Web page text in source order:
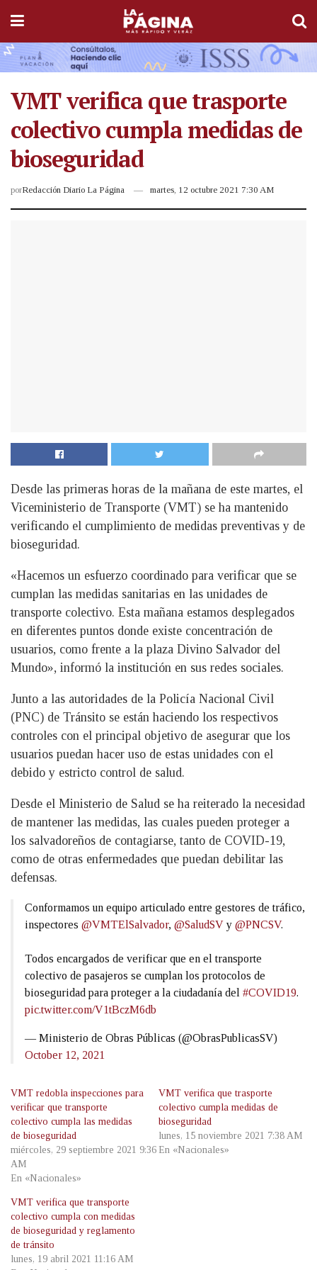
VMT verifica que trasporte
colectivo cumpla medidas de
bioseguridad
porRedacción Diario La Página martes, 12 octubre 2021 7:30 AM
Desde las primeras horas de la mañana de este martes, el
Viceministerio de Transporte (VMT) se ha mantenido
verificando el cumplimiento de medidas preventivas y de
bioseguridad.
«Hacemos un esfuerzo coordinado para verificar que se
cumplan las medidas sanitarias en las unidades de
transporte colectivo. Esta mañana estamos desplegados
en diferentes puntos donde existe concentración de
usuarios, como frente a la plaza Divino Salvador del
Mundo», informó la institución en sus redes sociales.
Junto a las autoridades de la Policía Nacional Civil
(PNC) de Tránsito se están haciendo los respectivos
controles con el principal objetivo de asegurar que los
usuarios puedan hacer uso de estas unidades con el
debido y estricto control de salud.
Desde el Ministerio de Salud se ha reiterado la necesidad
de mantener las medidas, las cuales pueden proteger a
los salvadoreños de contagiarse, tanto de COVID-19,
como de otras enfermedades que puedan debilitar las
defensas.
Conformamos un equipo articulado entre gestores de tráfico,
inspectores @VMTElSalvador, @SaludSV y @PNCSV.
Todos encargados de verificar que en el transporte
colectivo de pasajeros se cumplan los protocolos de
bioseguridad para proteger a la ciudadanía del #COVID19.
pic.twitter.com/V1tBczM6db
— Ministerio de Obras Públicas (@ObrasPublicasSV)
October 12, 2021
VMT redobla inspecciones para
verificar que transporte
colectivo cumpla las medidas
de bioseguridad
miércoles, 29 septiembre 2021 9:36
AM
En «Nacionales»
VMT verifica que trasporte
colectivo cumpla medidas de
bioseguridad
lunes, 15 noviembre 2021 7:38 AM
En «Nacionales»
VMT verifica que transporte
colectivo cumpla con medidas
de bioseguridad y reglamento
de tránsito
lunes, 19 abril 2021 11:16 AM